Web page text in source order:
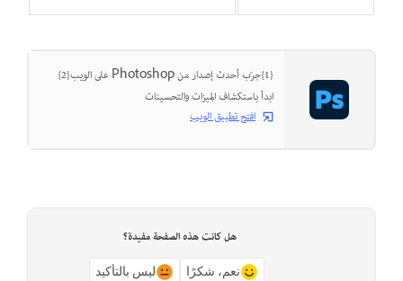
{1}جرّب أحدث إصدار من Photoshop على الويب{2}
ابدأ باستكشاف الميزات والتحسينات
افتح تطبيق الويب
هل كانت هذه الصفحة مفيدة؟
نعم، شكرًا ليس بالتأكيد